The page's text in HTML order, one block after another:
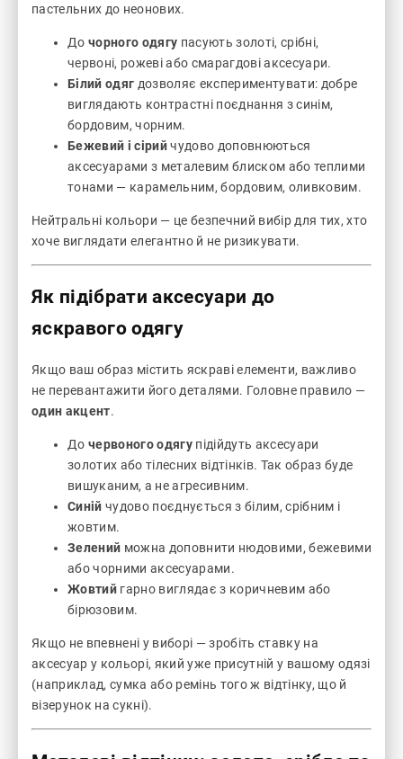
пастельних до неонових.
До чорного одягу пасують золоті, срібні,
червоні, рожеві або смарагдові аксесуари.
Білий одяг дозволяє експериментувати: добре
виглядають контрастні поєднання з синім,
бордовим, чорним.
Бежевий і сірийчудово доповнюються
аксесуарами з металевим блиском або теплими
тонами — карамельним, бордовим, оливковим.
Нейтральні кольори — це безпечний вибір для тих, хто
хоче виглядати елегантно й не ризикувати.
Як підібрати аксесуари до
яскравого одягу
Якщо ваш образ містить яскраві елементи, важливо
не перевантажити його деталями. Головне правило —
один акцент.
До червоного одягу підійдуть аксесуари
золотих або тілесних відтінків. Так образ буде
вишуканим, а не агресивним.
Синій чудово поєднується з білим, срібним і
жовтим.
Зелений можна доповнити нюдовими, бежевими
або чорними аксесуарами.
Жовтий гарно виглядає з коричневим або
бірюзовим.
Якщо не впевнені у виборі — зробіть ставку на
аксесуар у кольорі, який уже присутній у вашому одязі
(наприклад, сумка або ремінь того ж відтінку, що й
візерунок на сукні).